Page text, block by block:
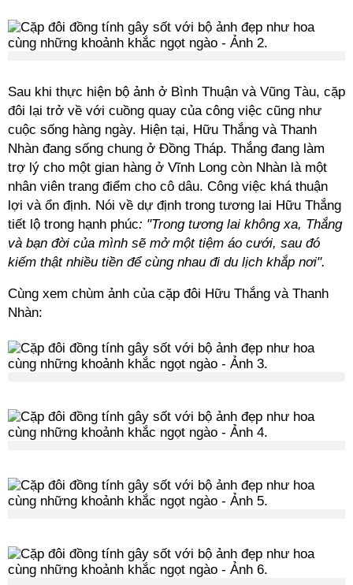
Sau khi thực hiện bộ ảnh ở Bình Thuận và Vũng Tàu, cặp
đôi lại trở về với cuồng quay của công việc cũng như
cuộc sống hàng ngày. Hiện tại, Hữu Thắng và Thanh
Nhàn đang sống chung ở Đồng Tháp. Thắng đang làm
trợ lý cho một gian hàng ở Vĩnh Long còn Nhàn là một
nhân viên trang điểm cho cô dâu. Công việc khá thuận
lợi và ổn định. Nói về dự định trong tương lai Hữu Thắng
tiết lộ trong hạnh phúc: "Trong tương lai không xa, Thắng
và bạn đời của mình sẽ mở một tiệm áo cưới, sau đó
kiếm thật nhiều tiền để cùng nhau đi du lịch khắp nơi".
Cùng xem chùm ảnh của cặp đôi Hữu Thắng và Thanh
Nhàn: